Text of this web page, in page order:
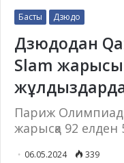
Басты Дзюдо
Дзюдодан
Slam
Париж
жарысқа 92
06.05.2024 339